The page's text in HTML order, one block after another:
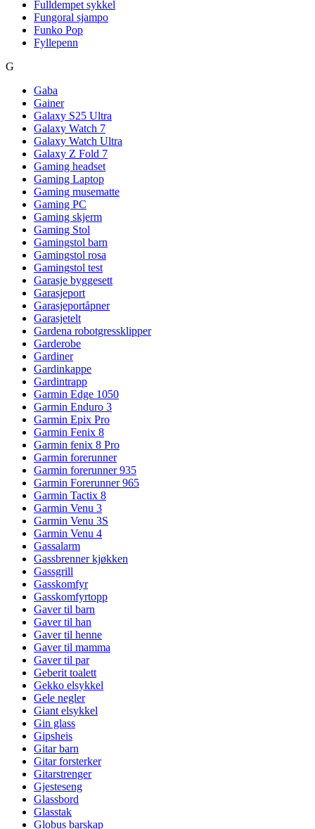
Fulldempet sykkel
Fungoral sjampo
Funko Pop
Fyllepenn
G
Gaba
Gainer
Galaxy S25 Ultra
Galaxy Watch 7
Galaxy Watch Ultra
Galaxy Z Fold 7
Gaming headset
Gaming Laptop
Gaming musematte
Gaming PC
Gaming skjerm
Gaming Stol
Gamingstol barn
Gamingstol rosa
Gamingstol test
Garasje byggesett
Garasjeport
Garasjeportåpner
Garasjetelt
Gardena robotgressklipper
Garderobe
Gardiner
Gardinkappe
Gardintrapp
Garmin Edge 1050
Garmin Enduro 3
Garmin Epix Pro
Garmin Fenix 8
Garmin fenix 8 Pro
Garmin forerunner
Garmin forerunner 935
Garmin Forerunner 965
Garmin Tactix 8
Garmin Venu 3
Garmin Venu 3S
Garmin Venu 4
Gassalarm
Gassbrenner kjøkken
Gassgrill
Gasskomfyr
Gasskomfyrtopp
Gaver til barn
Gaver til han
Gaver til henne
Gaver til mamma
Gaver til par
Geberit toalett
Gekko elsykkel
Gele negler
Giant elsykkel
Gin glass
Gipsheis
Gitar barn
Gitar forsterker
Gitarstrenger
Gjesteseng
Glassbord
Glasstak
Globus barskap